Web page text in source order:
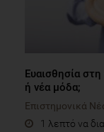
Ευαισθησία
ή νέα μόδα;
Επιστημονικά
1 λεπτό να